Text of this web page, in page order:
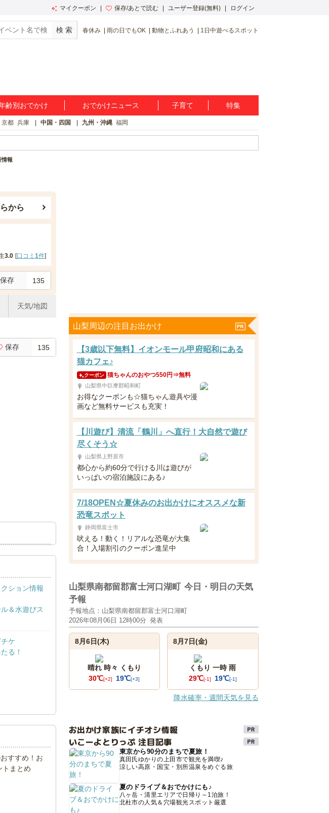
マイクーポン 保存/あとで読む ユーザー登録(無料) ログイン
春休み 雨の日でもOK 動物とふれあう 1日中遊べるスポット
齢別おでかけ おでかけニュース 子育て 特集
京都 兵庫 中国・四国 九州・沖縄 福岡
情報
から
3.0 [口コミ 1件]
保存 135
天気/地図
保存 135
ション情報
＆水遊びス
ケ
る！
山梨周辺の注目お出かけ
【3歳以下無料】イオンモール甲府昭和にある
猫カフェ♪
クーポン 猫ちゃんのおやつ550円⇒無料
山梨県中巨摩郡昭和町
お得なクーポンも☆猫ちゃん遊具や漫
画など無料サービスも充実！
【川遊び】清流「鶴川」へ直行！大自然で遊び
尽くそう☆
山梨県上野原市
都心から約60分で行ける川は遊びが
いっぱいの宿泊施設にある♪
7/18OPEN☆夏休みのお出かけにオススメな新
恐竜スポット
静岡県富士市
吠える！動く！リアルな恐竜が大集
合！入場割引のクーポン進呈中
山梨県南都留郡富士河口湖町 今日・明日の天気
予報
予報地点：山梨県南都留郡富士河口湖町
2026年08月06日 12時00分 発表
8月6日(木)
晴れ 時々 くもり
30℃[+2] 19℃[+3]
8月7日(金)
くもり 一時 雨
29℃[-1] 19℃[-1]
降水確率・週間天気を見る
お出かけ家族にイチオシ情報
いこーよとりっぷ 注目記事
東京から90分のまちで夏旅！
真田氏ゆかりの上田市で観光を満喫♪
涼しい高原・国宝・別所温泉をめぐる旅
夏のドライブ＆おでかけにも♪
八ヶ岳・清里エリアで日帰り～1泊旅！
北杜市の人気＆穴場観光スポット厳選